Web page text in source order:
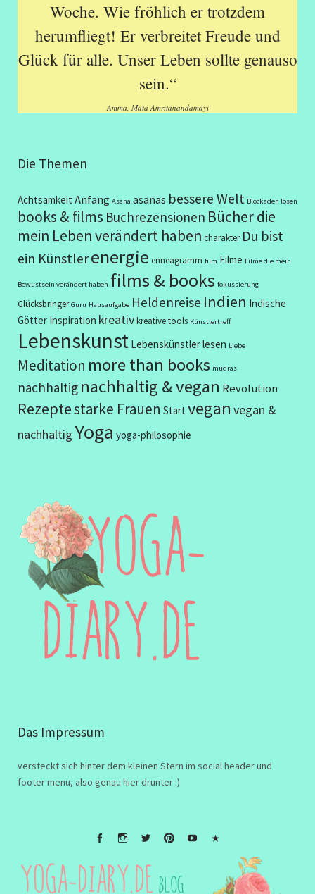
Woche. Wie fröhlich er trotzdem
herumfliegt! Er verbreitet Freude und
Glück für alle. Unser Leben sollte genauso
sein.“
Amma, Mata Amritanandamayi
Die Themen
Achtsamkeit Anfang Asana asanas bessere Welt Blockaden lösen
books & films Buchrezensionen Bücher die
mein Leben verändert haben charakter Du bist
ein Künstlerenergie enneagramm film Filme Filme die mein
Bewustsein verändert haben films & books fokussierung
Glücksbringer Guru Hausaufgabe Heldenreise Indien Indische
Götter Inspiration kreativkreative tools Künstlertreff
Lebenskunst Lebenskünstlerlesen Liebe
Meditation more than books mudras
nachhaltig nachhaltig & vegan Revolution
Rezeptestarke Frauen Start vegan vegan &
nachhaltigYoga yoga-philosophie
Das Impressum
versteckt sich hinter dem kleinen Stern im social header und
footer menu, also genau hier drunter :)
Impressum
Disclaimer